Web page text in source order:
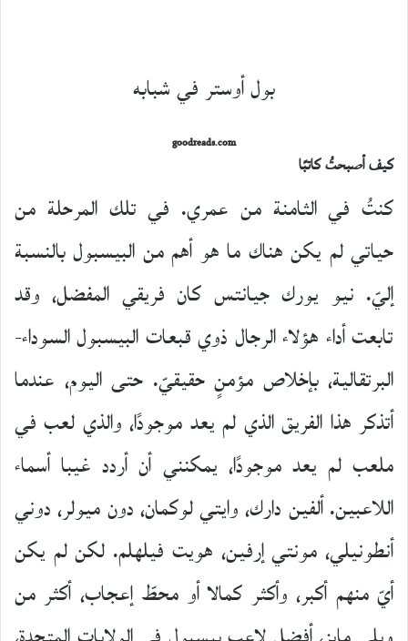
بول أوستر في شبابه
goodreads.com
كيف أصبحتُ كاتبًا
كنتُ في الثامنة من عمري. في تلك المرحلة من
حياتي لم يكن هناك ما هو أهم من البيسبول بالنسبة
إليّ. نيو يورك جيانتس كان فريقي المفضل، وقد
تابعت أداء هؤلاء الرجال ذوي قبعات البيسبول السوداء-
البرتقالية، بإخلاص مؤمنٍ حقيقيّ. حتى اليوم، عندما
أتذكر هذا الفريق الذي لم يعد موجودًا، والذي لعب في
ملعب لم يعد موجودًا، يمكنني أن أردد غيبا أسماء
اللاعبين. ألفين دارك، وايتي لوكمان، دون ميولر، دوني
أنطونيلي، مونتي إرفين، هويت فيلهلم. لكن لم يكن
أيّ منهم أكبر، وأكثر كمالا أو محطّ إعجاب، أكثر من